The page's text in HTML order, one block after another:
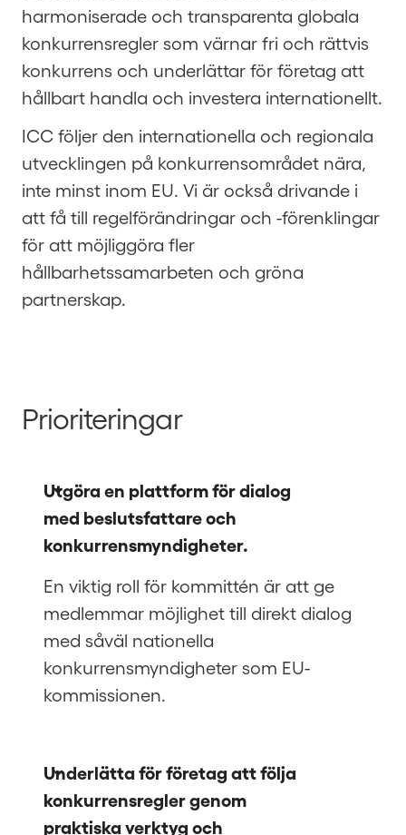
harmoniserade och transparenta globala
konkurrensregler som värnar fri och rättvis
konkurrens och underlättar för företag att
hållbart handla och investera internationellt.
ICC följer den internationella och regionala
utvecklingen på konkurrensområdet nära,
inte minst inom EU. Vi är också drivande i
att få till regelförändringar och -förenklingar
för att möjliggöra fler
hållbarhetssamarbeten och gröna
partnerskap.
Prioriteringar
Utgöra en plattform för dialog
med beslutsfattare och
konkurrensmyndigheter.
En viktig roll för kommittén är att ge
medlemmar möjlighet till direkt dialog
med såväl nationella
konkurrensmyndigheter som EU-
kommissionen.
Underlätta för företag att följa
konkurrensregler genom
praktiska verktyg och